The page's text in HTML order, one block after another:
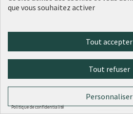
que vous souhaitez activer
Tout accepter
Tout refuser
Personnaliser
Politique de confidentialité